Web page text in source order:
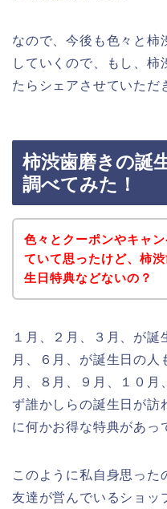
なので、今後も色々と柿
していくので、もし、柿
たらシェアさせていただ
柿渋歯磨きの誕
調べてみた！
色々とクーポンやキャ
ていて思ったけど、柿
生日特典などないの？
１月、２月、３月、が誕
月、６月、が誕生日の人
月、８月、９月、１０月
ず誰かしらの誕生日が訪
に何かお得な特典があっ
このように私自身思った
友達が営んでいるショッ